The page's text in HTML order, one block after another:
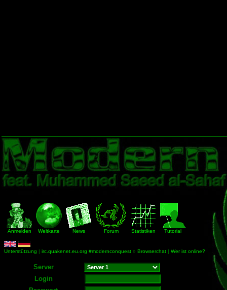
Anmelden Weltkarte News Forum Statistiken Tutorial
Unterstützung | irc.quakenet.eu.org #modernconquest » Browserchat | Wer ist online?
Server
Login